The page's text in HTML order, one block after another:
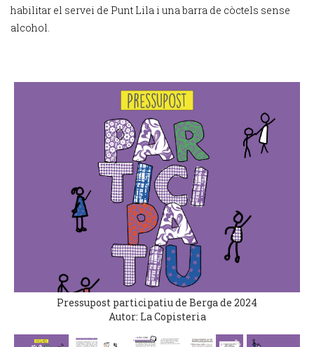
habilitar el servei de Punt Lila i una barra de còctels sense
alcohol.
Pressupost participatiu de Berga de 2024
Autor: La Copisteria